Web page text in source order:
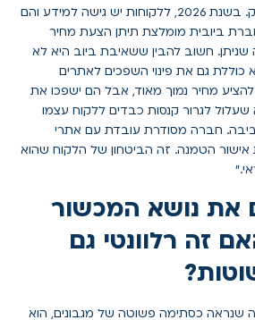
"שקיפות היא שם המשחק. בשנת 2026, ללקוחות יש גישה למידע והם
ביובית מומלצת תיתן הצעת מחיר
חשוב להבין ששאיבת ביוב היא לא
גם את פינוי השפכים לאתרים
מחיר נמוך מאוד, אבל הם ישפכו את
שעלול לגרור קנסות כבדים ללקוח עצמו
חברה מסודרת עובדת עם אתרי
הטמנה. זה הביטחון של הלקוח שהוא
את נושא המכשור
זה רלוונטי גם
שנראה כסתימה פשוטה של מגבונים, הוא